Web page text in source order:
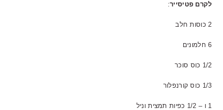
לקרם פטיסייר:
2 כוסות חלב
6 חלמונים
1/2 כוס סוכר
1/3 כוס קורנפלור
1 ו – 1/2 כפיות תמצית וניל